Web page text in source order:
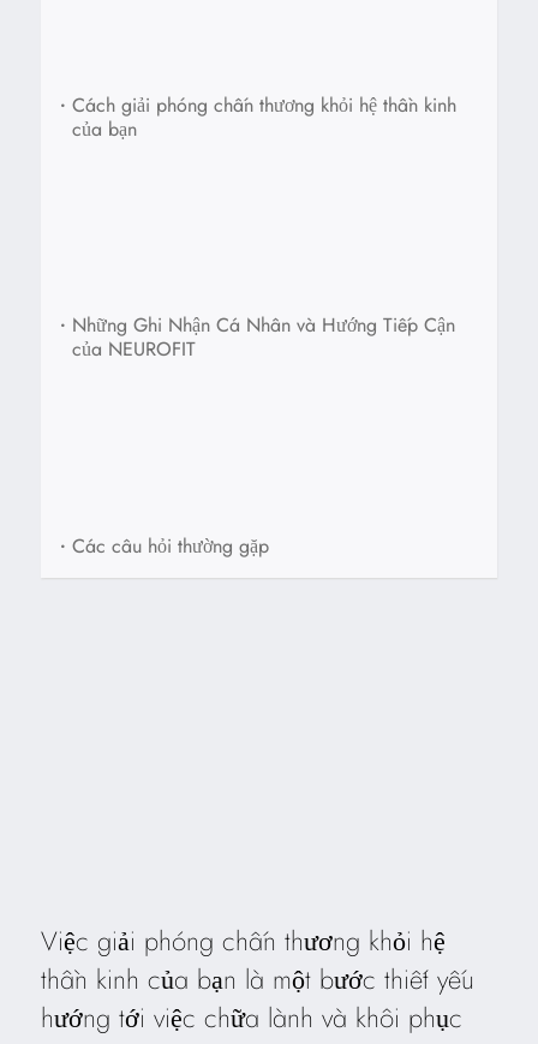
• Cách giải phóng chấn thương khỏi hệ thần kinh
của bạn
• Những Ghi Nhận Cá Nhân và Hướng Tiếp Cận
của NEUROFIT
• Các câu hỏi thường gặp
Việc giải phóng chấn thương khỏi hệ
thần kinh của bạn là một bước thiết yếu
hướng tới việc chữa lành và khôi phục